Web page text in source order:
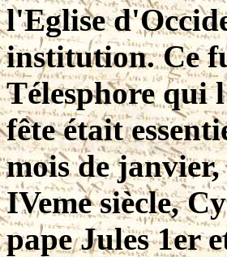
l'Eglise
institution. Ce
Télesphore qui
fête était
mois de
IVeme siècle,
pape Jules 1er